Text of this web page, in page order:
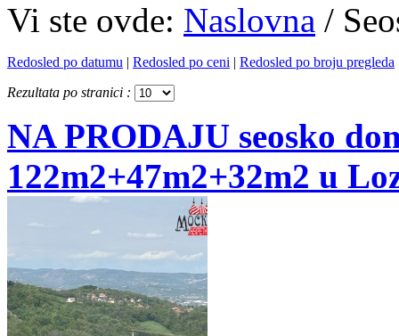
Vi ste ovde: Naslovna /
Redosled po datumu | Redosled po ceni | Redosled po broju pregleda
Rezultata po stranici :
NA PRODAJU seosko
122m2+47m2+32m2 u